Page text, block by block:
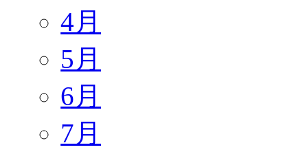
4月
5月
6月
7月